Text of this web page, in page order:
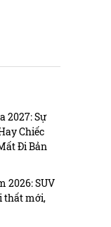
2027: Sự
Chiếc
Đi Bản
2026: SUV
thất mới,